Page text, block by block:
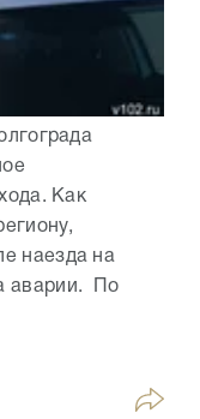
Как
наезда на
аварии. По